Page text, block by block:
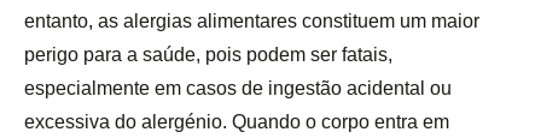
entanto, as alergias alimentares constituem um maior
perigo para a saúde, pois podem ser fatais,
especialmente em casos de ingestão acidental ou
excessiva do alergénio. Quando o corpo entra em